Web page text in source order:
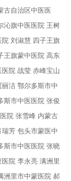
古自治区中医医
沁旗中医医院 王树
院刘淑慧 四子王旗
王旗蒙中医院 高东
医院战莹 赤峰宝山
丽洁 鄂尔多斯市中
斯市中医医院张俊
医院张雪峰 内蒙古
瑞芳 包头市蒙医中
斯市中医医院张晓
医院李永亮 满洲里
洲里市中蒙医院郝